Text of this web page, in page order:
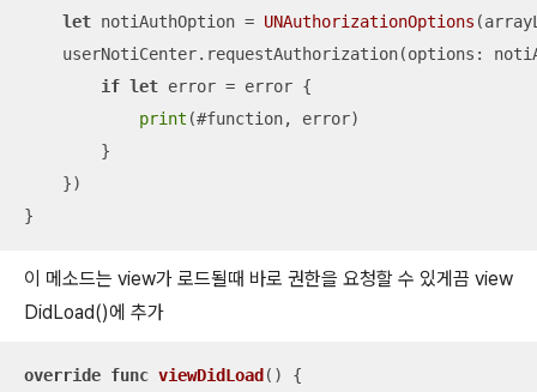
let notiAuthOption = UNAuthorizationOptions
userNotiCenter.requestAuthorization(options:
if let error = error {
print (#function, error)
        }
    })
}
이 메소드는 view가 로드될때 바로 권한을 요청할 수 있게끔 view
DidLoad()에 추가
override func viewDidLoad () {